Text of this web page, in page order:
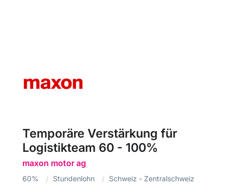
Temporäre Verstärkung für
Logistikteam 60 - 100%
maxon motor ag
60% Stundenlohn Schweiz - Zentralschweiz